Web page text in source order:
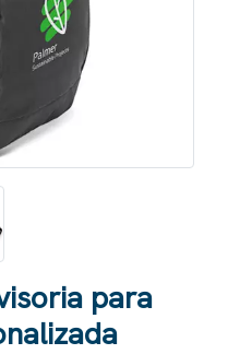
para